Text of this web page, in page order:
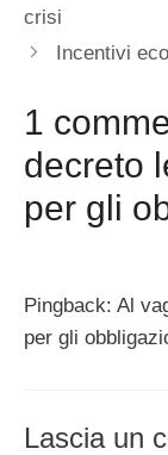
crisi
Incentivi
1
decreto
per gli
Pingback: Al
per gli
Lascia un